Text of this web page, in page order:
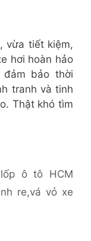
vừa tiết kiệm,
hơi hoàn hảo
bảo thời
tranh và tinh
Thật khó tìm
ô tô HCM
re,vá vỏ xe